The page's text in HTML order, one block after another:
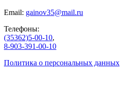
Email: gainov35@mail.ru
Телефоны:
(35362)5-00-10,
8-903-391-00-10
Политика о персональных данных